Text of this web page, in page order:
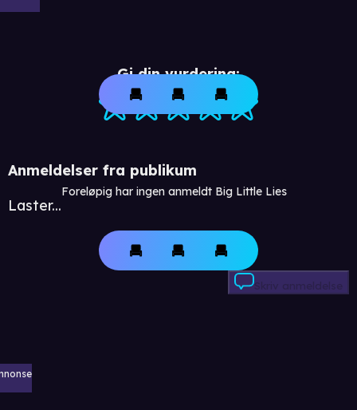
Gi din vurdering:
Anmeldelser fra publikum
Laster...
Foreløpig har ingen anmeldt Big Little Lies
Skriv anmeldelse